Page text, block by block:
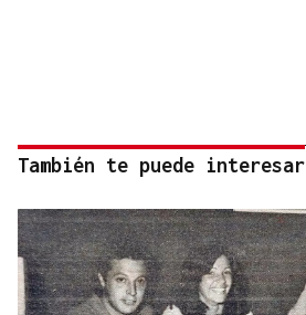
También te puede interesar